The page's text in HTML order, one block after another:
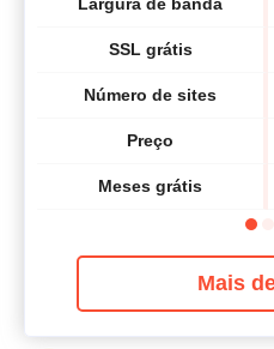
Largura de banda
SSL grátis
Número de sites
Preço
Meses grátis
Mais